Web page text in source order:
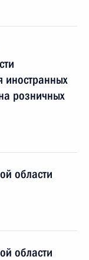
иностранных
розничных
области
области